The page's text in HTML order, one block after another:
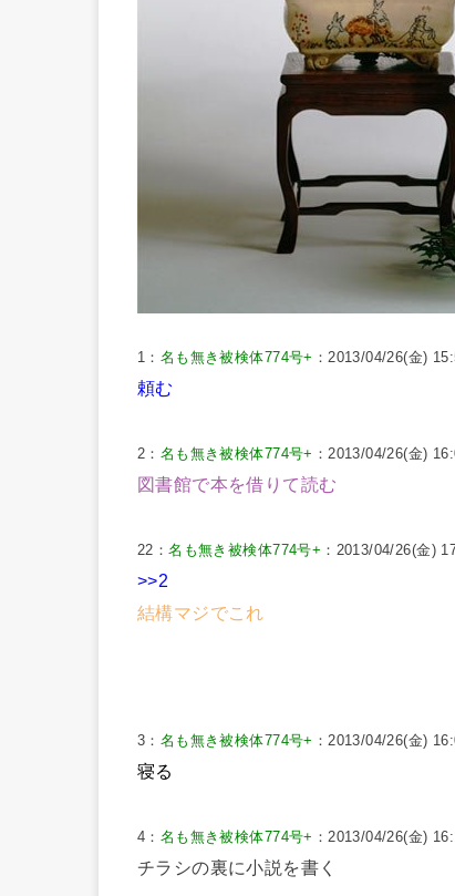
1： 名も無き被検体774号+ ：2013/04/26(金)
頼む
2： 名も無き被検体774号+ ：2013/04/26(金)
図書館で本を借りて読む
22：名も無き被検体774号+ ：2013/04/26(金)
>>2
結構マジでこれ
3： 名も無き被検体774号+ ：2013/04/26(金)
寝る
4： 名も無き被検体774号+ ：2013/04/26(金)
チラシの裏に小説を書く